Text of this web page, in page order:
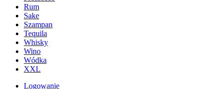
Rum
Sake
Szampan
Tequila
Whisky
Wino
Wódka
XXL
Logowanie